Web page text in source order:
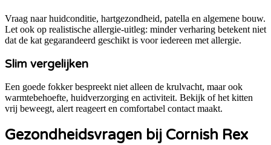
Vraag naar huidconditie, hartgezondheid, patella en algemene bouw.
Let ook op realistische allergie-uitleg: minder verharing betekent niet
dat de kat gegarandeerd geschikt is voor iedereen met allergie.
Slim vergelijken
Een goede fokker bespreekt niet alleen de krulvacht, maar ook
warmtebehoefte, huidverzorging en activiteit. Bekijk of het kitten
vrij beweegt, alert reageert en comfortabel contact maakt.
Gezondheidsvragen bij Cornish Rex